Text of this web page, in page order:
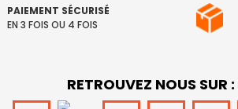
PAIEMENT SÉCURISÉ
EN 3 FOIS OU 4 FOIS
RETROUVEZ NOUS SUR :